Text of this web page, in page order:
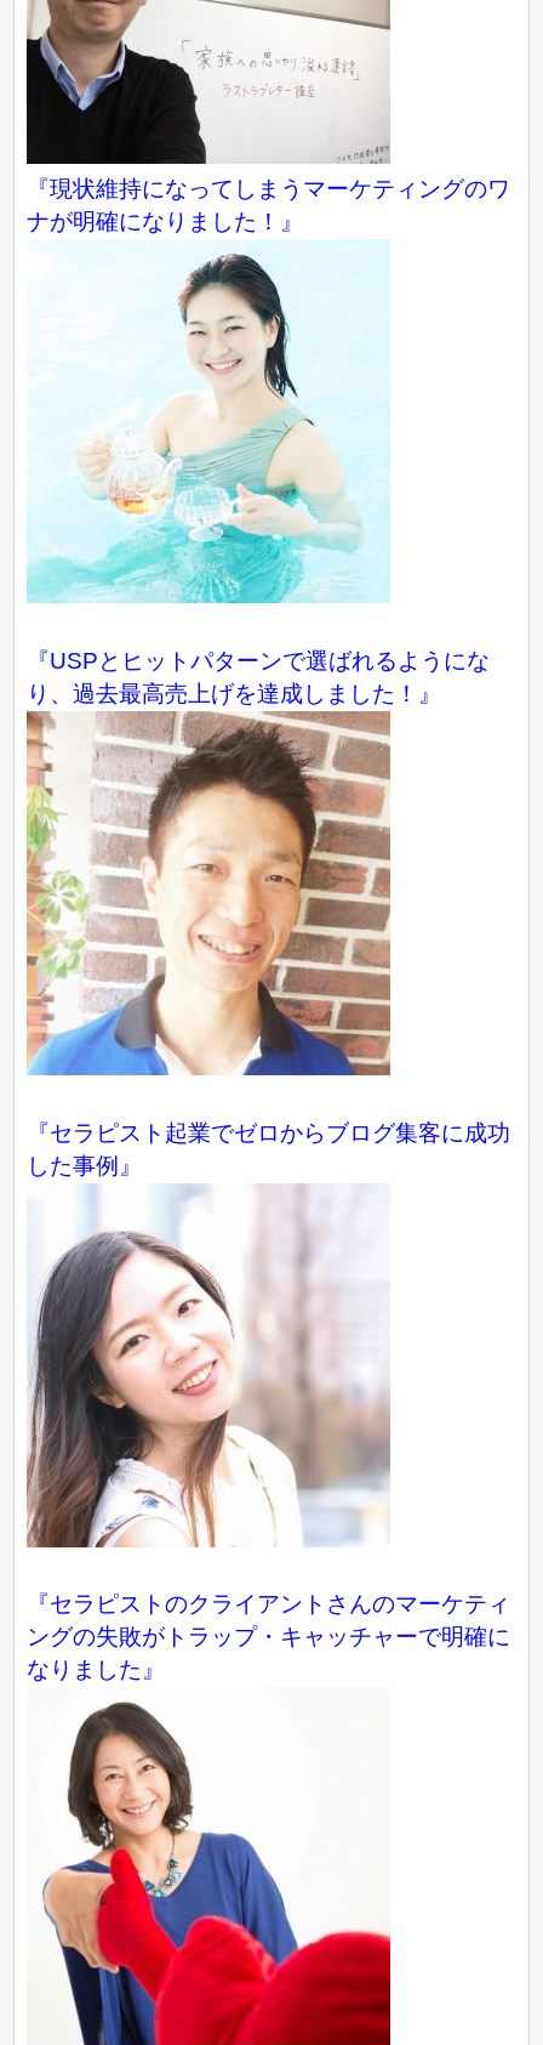
『現状維持になってしまうマーケティングのワ
ナが明確になりました！』
『USPとヒットパターンで選ばれるようにな
り、過去最高売上げを達成しました！』
『セラピスト起業でゼロからブログ集客に成功
した事例 』
『セラピストのクライアントさんのマーケティ
ングの失敗がトラップ・キャッチャーで明確に
なりました』